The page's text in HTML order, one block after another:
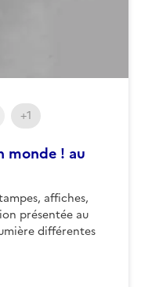
monde ! au
affiches,
présentée au
différentes
+1